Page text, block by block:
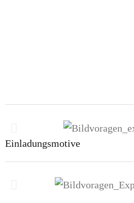
Einladungsmotive